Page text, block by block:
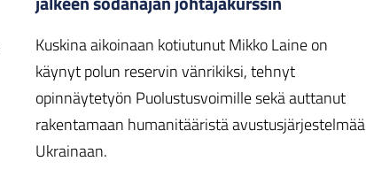
Kuskina aikoinaan kotiutunut Mikko Laine on
käynyt polun reservin vänrikiksi, tehnyt
opinnäytetyön Puolustusvoimille sekä auttanut
rakentamaan humanitääristä avustusjärjestelmää
Ukrainaan.